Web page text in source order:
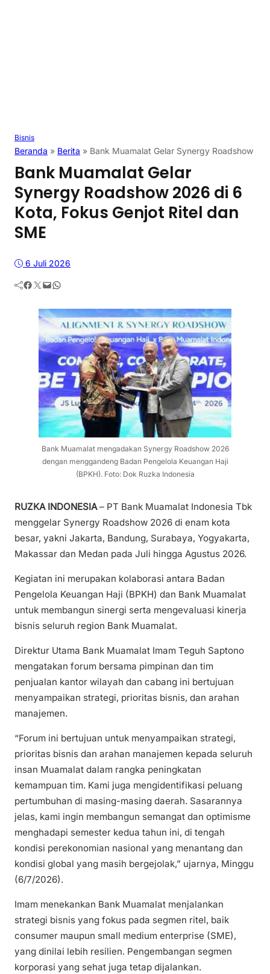
Bisnis
Beranda » Berita » Bank Muamalat Gelar Synergy Roadshow
Bank Muamalat Gelar
Synergy Roadshow 2026 di 6
Kota, Fokus Genjot Ritel dan
SME
6 Juli 2026
Facebook Twitter Mail WhatsApp
Bank Muamalat mengadakan Synergy Roadshow 2026
dengan menggandeng Badan Pengelola Keuangan Haji
(BPKH). Foto: Dok Ruzka Indonesia
RUZKA INDONESIA– PT Bank Muamalat Indonesia Tbk
menggelar Synergy Roadshow 2026 di enam kota
besar, yakni Jakarta, Bandung, Surabaya, Yogyakarta,
Makassar dan Medan pada Juli hingga Agustus 2026.
Kegiatan ini merupakan kolaborasi antara Badan
Pengelola Keuangan Haji (BPKH) dan Bank Muamalat
untuk membangun sinergi serta mengevaluasi kinerja
bisnis seluruh region Bank Muamalat.
Direktur Utama Bank Muamalat Imam Teguh Saptono
mengatakan forum bersama pimpinan dan tim
penjualan kantor wilayah dan cabang ini bertujuan
menyampaikan strategi, prioritas bisnis, dan arahan
manajemen.
“Forum ini bertujuan untuk menyampaikan strategi,
prioritas bisnis dan arahan manajemen kepada seluruh
insan Muamalat dalam rangka peningkatan
kemampuan tim. Kami juga mengidentifikasi peluang
pertumbuhan di masing-masing daerah. Sasarannya
jelas, kami ingin membangun semangat dan optimisme
menghadapi semester kedua tahun ini, di tengah
kondisi perekonomian nasional yang menantang dan
kondisi global yang masih bergejolak,” ujarnya, Minggu
(6/7/2026).
Imam menekankan Bank Muamalat menjalankan
strategi bisnis yang fokus pada segmen ritel, baik
consumer maupun small medium enterprise (SME),
yang dinilai lebih resilien. Pengembangan segmen
korporasi yang sehat juga tetap dijalankan.